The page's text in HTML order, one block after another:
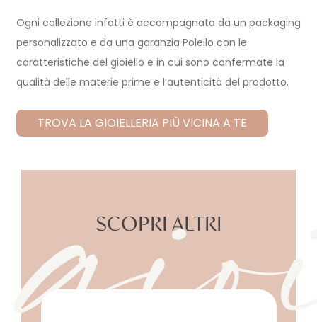
Ogni collezione infatti è accompagnata da un packaging
personalizzato e da una garanzia Polello con le
caratteristiche del gioiello e in cui sono confermate la
qualità delle materie prime e l’autenticità del prodotto.
TROVA LA GIOIELLERIA PIÙ VICINA A TE
SCOPRI ALTRI